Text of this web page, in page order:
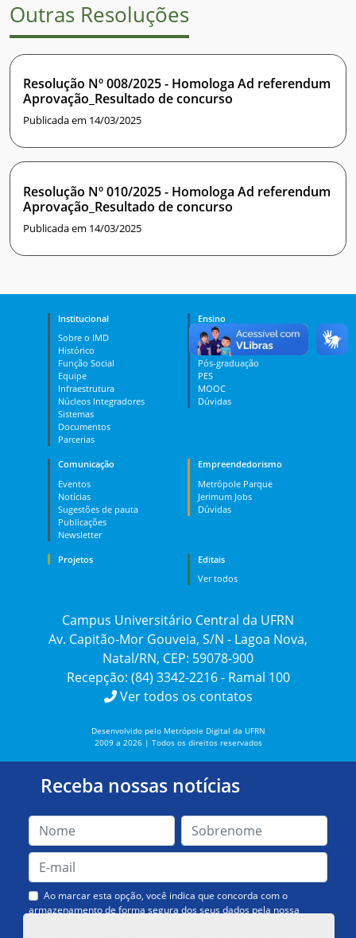
Outras Resoluções
Resolução Nº 008/2025 - Homologa Ad referendum
Aprovação_Resultado de concurso
Publicada em 14/03/2025
Resolução Nº 010/2025 - Homologa Ad referendum
Aprovação_Resultado de concurso
Publicada em 14/03/2025
Institucional
Sobre o IMD
Histórico
Função Social
Equipe
Infraestrutura
Núcleos Integradores
Sistemas
Documentos
Parcerias
Ensino
Curso Técnico
Graduação
Pós-graduação
PES
MOOC
Dúvidas
Comunicação
Eventos
Notícias
Sugestões de pauta
Publicações
Newsletter
Empreendedorismo
Metrópole Parque
Jerimum Jobs
Dúvidas
Projetos
Editais
Ver todos
Campus Universitário Central da UFRN
Av. Capitão-Mor Gouveia, S/N - Lagoa Nova,
Natal/RN, CEP: 59078-900
Recepção: (84) 3342-2216 - Ramal 100
Ver todos os contatos
Desenvolvido pelo Metrópole Digital da UFRN
2009 a 2026 | Todos os direitos reservados
Receba nossas notícias
Ao marcar esta opção, você indica que concorda com o
armazenamento de forma segura dos seus dados pela nossa